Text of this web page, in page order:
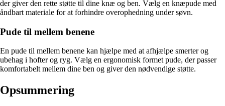
der giver den rette støtte til dine knæ og ben. Vælg en knæpude med
åndbart materiale for at forhindre overophedning under søvn.
Pude til mellem benene
En pude til mellem benene kan hjælpe med at afhjælpe smerter og
ubehag i hofter og ryg. Vælg en ergonomisk formet pude, der passer
komfortabelt mellem dine ben og giver den nødvendige støtte.
Opsummering